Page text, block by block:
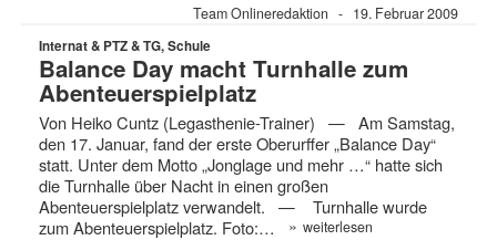
Team Onlineredaktion
19. Februar 2009
Internat & PTZ & TG, Schule
Balance Day macht Turnhalle zum
Abenteuerspielplatz
Von Heiko Cuntz (Legasthenie-Trainer) — Am Samstag,
den 17. Januar, fand der erste Oberurffer „Balance Day“
statt. Unter dem Motto „Jonglage und mehr …“ hatte sich
die Turnhalle über Nacht in einen großen
Abenteuerspielplatz verwandelt. — Turnhalle wurde
zum Abenteuerspielplatz. Foto:…
» weiterlesen